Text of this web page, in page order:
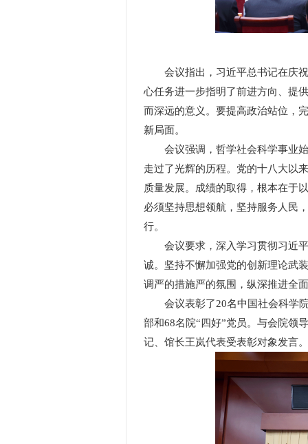
会议指出，习近平总书记在庆祝
心任务进一步指明了前进方向、提
而深远的意义。要提高政治站位，
新局面。
会议强调，哲学社会科学事业始
走过了光辉的历程。党的十八大以
质量发展。成绩的取得，根本在于
必须坚持思想领航，坚持服务人民
行。
会议要求，深入学习贯彻习近平
诚。坚持不懈加强党的创新理论武
调严的措施严的氛围，纵深推进全
会议表彰了20名中国社会科学院
部和68名院“四好”党员。与会院领
记、馆长王岚代表受表彰对象发言。